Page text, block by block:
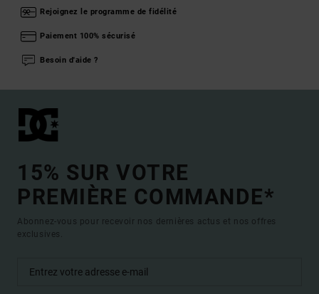
Rejoignez le programme de fidélité
Paiement 100% sécurisé
Besoin d'aide ?
15% SUR VOTRE
PREMIÈRE COMMANDE*
Abonnez-vous pour recevoir nos dernières actus et nos offres
exclusives.